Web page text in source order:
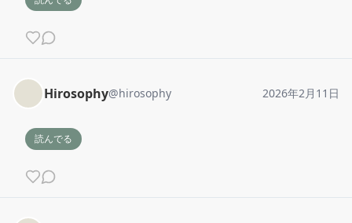
Hirosophy@hirosophy 2026年2月11日
読んでる